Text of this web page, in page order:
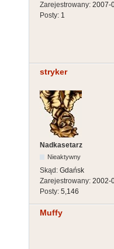
Zarejestrowany: 2007-
Posty: 1
stryker
Nadkasetarz
Nieaktywny
Skąd: Gdańsk
Zarejestrowany: 2002-
Posty: 5,146
Muffy